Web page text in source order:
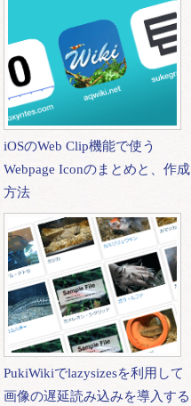
iOSのWeb Clip機能で使う
Webpage Iconのまとめと、作成
方法
PukiWikiでlazysizesを利用して
画像の遅延読み込みを導入する